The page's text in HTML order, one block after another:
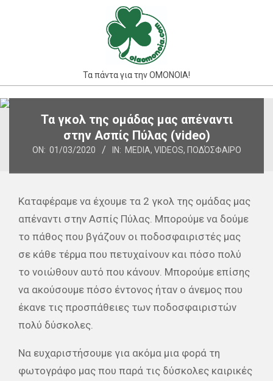
Τα πάντα για την ΟΜΟΝΟΙΑ!
Primary
Τα γκολ της ομάδας μας απέναντι
στην Ασπίς Πύλας (video)
ON: 01/03/2020 IN: MEDIA, VIDEOS, ΠΟΔΌΣΦΑΙΡΟ
Καταφέραμε να έχουμε τα 2 γκολ της ομάδας μας
απέναντι στην Ασπίς Πύλας. Μπορούμε να δούμε
το πάθος που βγάζουν οι ποδοσφαιριστές μας
σε κάθε τέρμα που πετυχαίνουν και πόσο πολύ
το νοιώθουν αυτό που κάνουν. Μπορούμε επίσης
να ακούσουμε πόσο έντονος ήταν ο άνεμος που
έκανε τις προσπάθειες των ποδοσφαιριστών
πολύ δύσκολες.
Να ευχαριστήσουμε για ακόμα μια φορά τη
φωτογράφο μας που παρά τις δύσκολες καιρικές